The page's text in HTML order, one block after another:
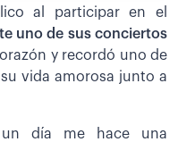
al participar en el
uno de sus conciertos
y recordó uno de
vida amorosa junto a
un día me hace una